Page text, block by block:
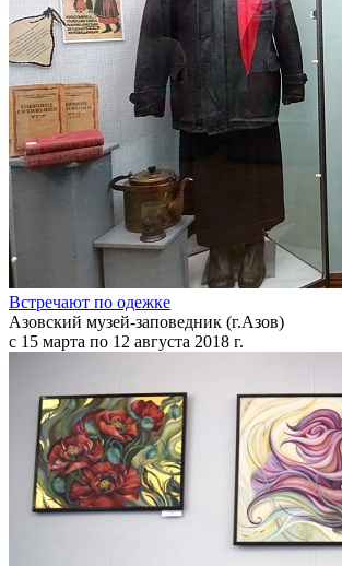
Встречают по одежке
Азовский музей-заповедник (г.Азов)
с 15 марта по 12 августа 2018 г.